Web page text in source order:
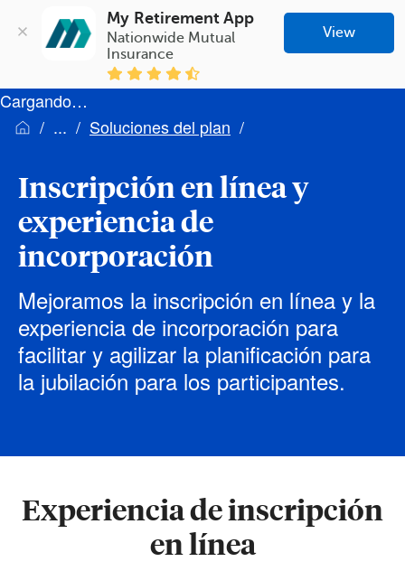
My Retirement App
Nationwide Mutual
Insurance
View
Cargando…
Soluciones del plan
Inscripción en línea y
experiencia de
incorporación
Mejoramos la inscripción en línea y la
experiencia de incorporación para
facilitar y agilizar la planificación para
la jubilación para los participantes.
Experiencia de inscripción
en línea